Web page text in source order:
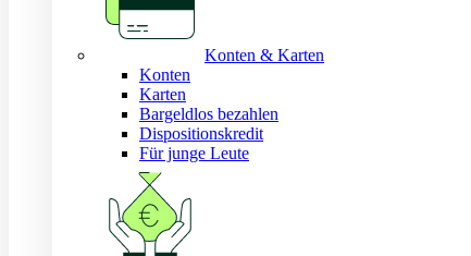
Konten & Karten
Konten
Karten
Bargeldlos bezahlen
Dispositionskredit
Für junge Leute